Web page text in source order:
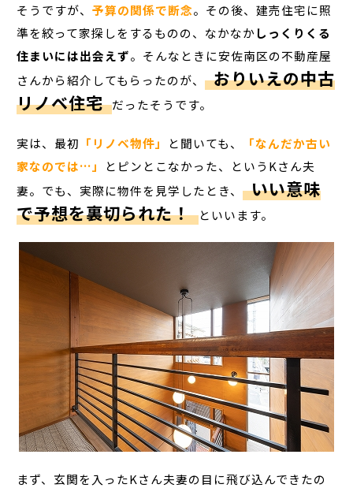
そうですが、予算の関係で断念。その後、建売住宅に照
準を絞って家探しをするものの、なかなかしっくりくる
住まいには出会えず。そんなときに安佐南区の不動産屋
さんから紹介してもらったのが、 おりいえの中古
リノベ住宅 だったそうです。
実は、最初 「リノベ物件」 と聞いても、
「なんだか古い
家なのでは…」
とピンとこなかった、というKさん夫
妻。でも、実際に物件を見学したとき、 いい意味
で予想を裏切られた！ といいます。
まず、玄関を入ったKさん夫妻の目に飛び込んできたの